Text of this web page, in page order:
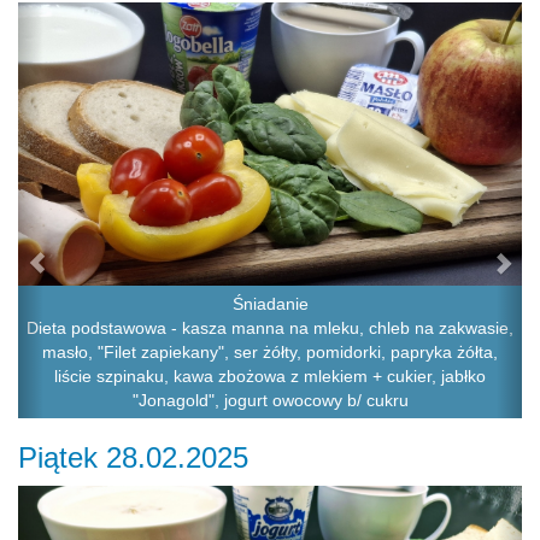
Śniadanie
Dieta podstawowa - kasza manna na mleku, chleb na zakwasie,
masło, "Filet zapiekany", ser żółty, pomidorki, papryka żółta,
liście szpinaku, kawa zbożowa z mlekiem + cukier, jabłko
"Jonagold", jogurt owocowy b/ cukru
Previous
Piątek 28.02.2025
Previous